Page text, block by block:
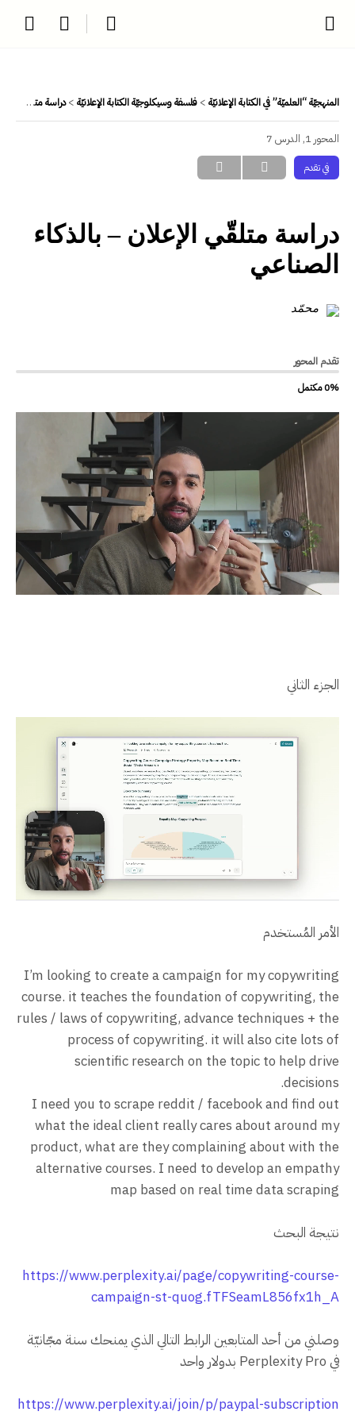
المنهجيّة “العلميّة” في الكتابة الإعلانيّة فلسفة وسيكلوجيّة الكتابة الإعلانيّة دراسة متلقّي الإعلان – بالذكاء الصناعي
المحور 1, الدرس 7
في تقدم
دراسة متلقّي الإعلان – بالذكاء
الصناعي
محمّد
تقدم المحور
0% مكتمل
الجزء الثاني
الأمر المُستخدم
I’m looking to create a campaign for my copywriting
course. it teaches the foundation of copywriting, the
rules / laws of copywriting, advance techniques + the
process of copywriting. it will also cite lots of
scientific research on the topic to help drive
decisions.
I need you to scrape reddit / facebook and find out
what the ideal client really cares about around my
product, what are they complaining about with the
alternative courses. I need to develop an empathy
map based on real time data scraping
نتيجة البحث
https://www.perplexity.ai/page/copywriting-course-
campaign-st-quog.fTFSeamL856fx1h_A
وصلني من أحد المتابعين الرابط التالي الذي يمنحك سنة مجّانيّة
في Perplexity Pro بدولار واحد
https://www.perplexity.ai/join/p/paypal-subscription